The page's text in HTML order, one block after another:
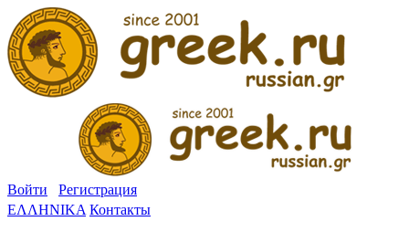
Войти
Регистрация
ΕΛΛΗΝΙΚΑ Контакты